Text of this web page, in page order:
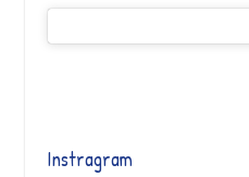
Instragram